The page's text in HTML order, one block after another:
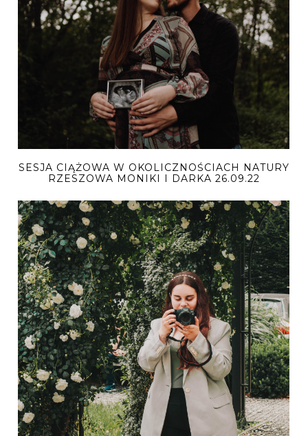
SESJA CIĄŻOWA W OKOLICZNOŚCIACH NATURY
RZESZOWA MONIKI I DARKA 26.09.22